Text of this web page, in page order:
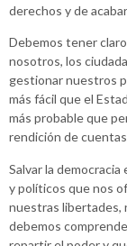
derechos y de
Debemos tener
nosotros, los
gestionar nuestros
más fácil que el
más probable que
rendición de
Salvar la
y políticos que nos
nuestras libertades,
debemos